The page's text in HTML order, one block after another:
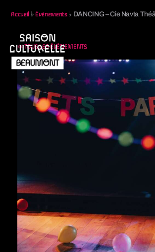
Accueil ♭ Évènements♭ DANCING – Cie Navta
<< TOUS LES ÉVÈNEMENTS